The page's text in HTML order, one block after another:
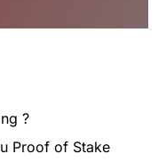
?
Proof of Stake